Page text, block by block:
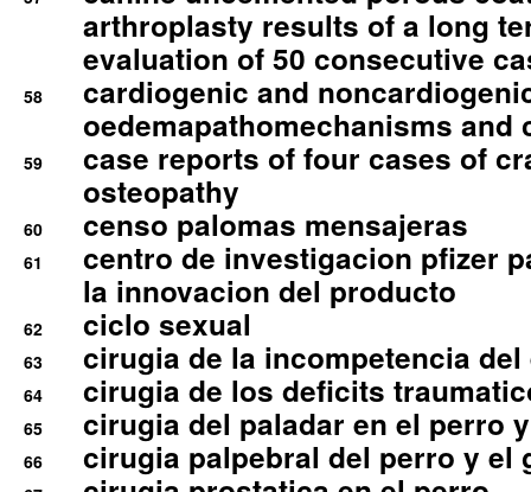
arthroplasty results of a long
evaluation of 50 consecutive
58
cardiogenic and
oedemapathomechanisms and
59
case reports of four cases of
osteopathy
60 censo palomas mensajeras
61
centro de investigacion pfizer
la innovacion del producto
62 ciclo sexual
63 cirugia de la incompetencia
64 cirugia de los deficits
65 cirugia del paladar en el perro
66 cirugia palpebral del perro y el